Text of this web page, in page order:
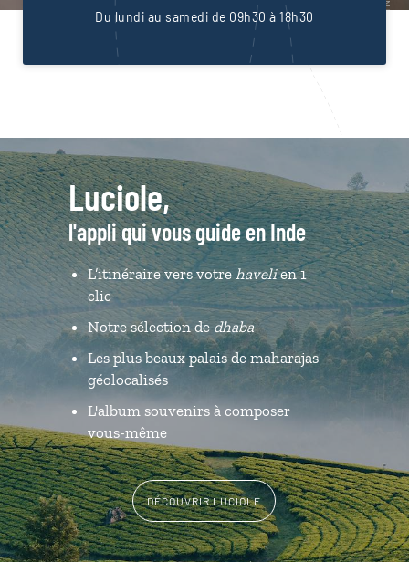
Du lundi au samedi de 09h30 à 18h30
Luciole,
l'appli qui vous guide en Inde
L’itinéraire vers votre havelien 1
clic
Notre sélection de dhaba
Les plus beaux palais de maharajas
géolocalisés
L'album souvenirs à composer
vous-même
DÉCOUVRIR LUCIOLE